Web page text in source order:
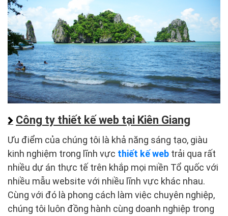
Công ty thiết kế web tại Kiên Giang
Ưu điểm của chúng tôi là khả năng sáng tạo, giàu
kinh nghiệm trong lĩnh vực thiết kế web trải qua rất
nhiều dự án thực tế trên khắp mọi miền Tổ quốc với
nhiều mẫu website với nhiều lĩnh vực khác nhau.
Cùng với đó là phong cách làm việc chuyên nghiệp,
chúng tôi luôn đồng hành cùng doanh nghiệp trong